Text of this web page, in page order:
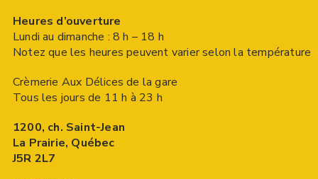
Heures d’ouverture
Lundi au dimanche : 8 h – 18 h
Notez que les heures peuvent varier selon la température
Crèmerie Aux Délices de la gare
Tous les jours de 11 h à 23 h
1200, ch. Saint-Jean
La Prairie, Québec
J5R 2L7